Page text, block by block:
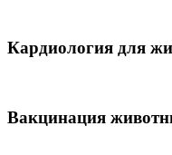
Кардиология для
Вакцинация